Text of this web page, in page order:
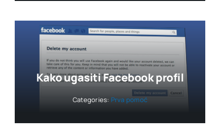
Kako ugasiti Facebook profil
Categories: Prva pomoć